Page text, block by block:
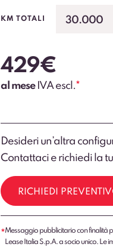
KM TOTALI 30.000
429€
al mese IVA escl.*
Desideri un’altra
Contattaci e richiedi la
RICHIEDI
*Messaggio pubblicitario con finalità
Lease Italia S.p.A. a socio unico. Le